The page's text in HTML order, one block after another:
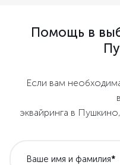
Помощь в
Если вам
эквайринга в
Ваше имя и фамилия*